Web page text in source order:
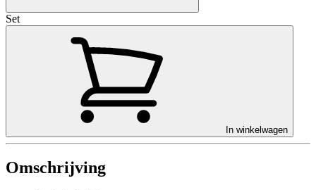
Set
In winkelwagen
Omschrijving